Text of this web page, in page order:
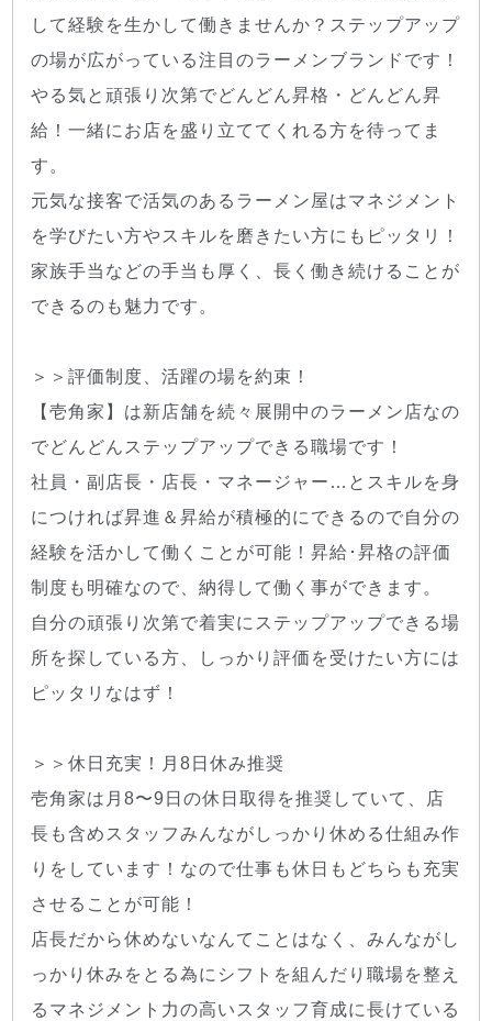
して経験を生かして働きませんか？ステップアップ
の場が広がっている注目のラーメンブランドです！
やる気と頑張り次第でどんどん昇格・どんどん昇
給！一緒にお店を盛り立ててくれる方を待ってま
す。
元気な接客で活気のあるラーメン屋はマネジメント
を学びたい方やスキルを磨きたい方にもピッタリ！
家族手当などの手当も厚く、長く働き続けることが
できるのも魅力です。
＞＞評価制度、活躍の場を約束！
【壱角家】は新店舗を続々展開中のラーメン店なの
でどんどんステップアップできる職場です！
社員・副店長・店長・マネージャー…とスキルを身
につければ昇進＆昇給が積極的にできるので自分の
経験を活かして働くことが可能！昇給･昇格の評価
制度も明確なので、納得して働く事ができます。
自分の頑張り次第で着実にステップアップできる場
所を探している方、しっかり評価を受けたい方には
ピッタリなはず！
＞＞休日充実！月8日休み推奨
壱角家は月8〜9日の休日取得を推奨していて、店
長も含めスタッフみんながしっかり休める仕組み作
りをしています！なので仕事も休日もどちらも充実
させることが可能！
店長だから休めないなんてことはなく、みんながし
っかり休みをとる為にシフトを組んだり職場を整え
るマネジメント力の高いスタッフ育成に長けている